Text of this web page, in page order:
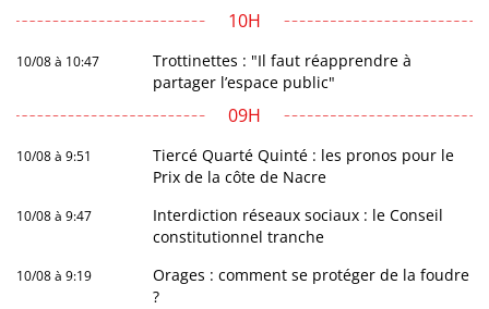
10H
10/08 à 10:47
Trottinettes : "Il faut réapprendre à
partager l’espace public"
09H
10/08 à 9:51
Tiercé Quarté Quinté : les pronos pour le
Prix de la côte de Nacre
10/08 à 9:47
Interdiction réseaux sociaux : le Conseil
constitutionnel tranche
10/08 à 9:19
Orages : comment se protéger de la foudre
?